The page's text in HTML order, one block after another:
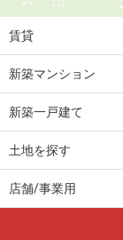
賃貸
新築マンション
新築一戸建て
土地を探す
店舗/事業用